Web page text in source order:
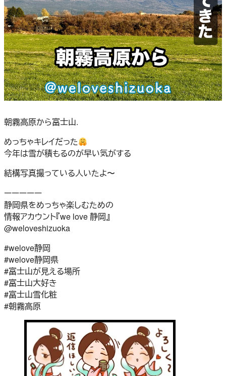
朝霧高原から富士山.
めっちゃキレイだった
今年は雪が積もるのが早い気がする️
結構写真撮っている人いたよ〜
ーーーーー
静岡県をめっちゃ楽しむための
情報アカウント『we love 静岡』
@weloveshizuoka
#welove静岡
#welove静岡県
#富士山が見える場所
#富士山大好き
#富士山雪化粧
#朝霧高原